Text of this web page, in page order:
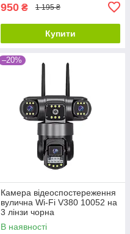
950 ₴ 1 195 ₴
Купити
–20%
Камера відеоспостереження
вулична Wi-Fi V380 10052 на
3 лінзи чорна
В наявності